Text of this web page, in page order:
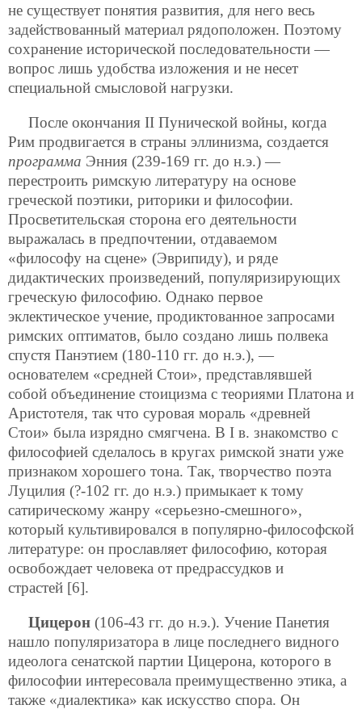
не существует понятия развития, для него весь
задействованный материал рядоположен. Поэтому
сохранение исторической последовательности —
вопрос лишь удобства изложения и не несет
специальной смысловой нагрузки.
После окончания II Пунической войны, когда
Рим продвигается в страны эллинизма, создается
программа Энния (239-169 гг. до н.э.) —
перестроить римскую литературу на основе
греческой поэтики, риторики и философии.
Просветительская сторона его деятельности
выражалась в предпочтении, отдаваемом
«философу на сцене» (Эврипиду), и ряде
дидактических произведений, популяризирующих
греческую философию. Однако первое
эклектическое учение, продиктованное запросами
римских оптиматов, было создано лишь полвека
спустя Панэтием (180-110 гг. до н.э.), —
основателем «средней Стои», представлявшей
собой объединение стоицизма с теориями Платона и
Аристотеля, так что суровая мораль «древней
Стои» была изрядно смягчена. В I в. знакомство с
философией сделалось в кругах римской знати уже
признаком хорошего тона. Так, творчество поэта
Луцилия (?-102 гг. до н.э.) примыкает к тому
сатирическому жанру «серьезно-смешного»,
который культивировался в популярно-философской
литературе: он прославляет философию, которая
освобождает человека от предрассудков и
страстей [6].
Цицерон (106-43 гг. до н.э.). Учение Панетия
нашло популяризатора в лице последнего видного
идеолога сенатской партии Цицерона, которого в
философии интересовала преимущественно этика, а
также «диалектика» как искусство спора. Он